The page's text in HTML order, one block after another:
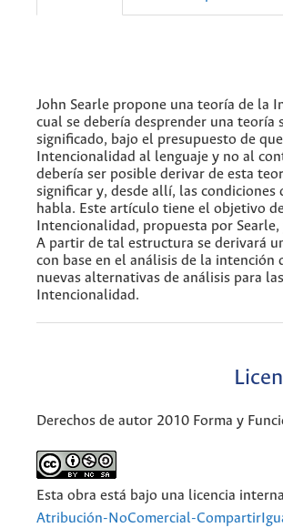
John Searle propone una teoría de la
cual se debería desprender una
significado, bajo el presupuesto de
Intencionalidad al lenguaje y no al
debería ser posible derivar de esta
significar y, desde allí, las condiciones
habla. Este artículo tiene el objetivo
Intencionalidad, propuesta por
A partir de tal estructura se derivará
con base en el análisis de la intención
nuevas alternativas de análisis para
Intencionalidad.
Derechos de autor 2010 Forma y
Esta obra está bajo una licencia
Atribución-NoComercial-